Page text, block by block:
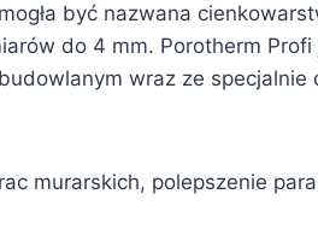
być nazwana
do 4 mm. Porotherm
wraz ze
murarskich, polepszenie